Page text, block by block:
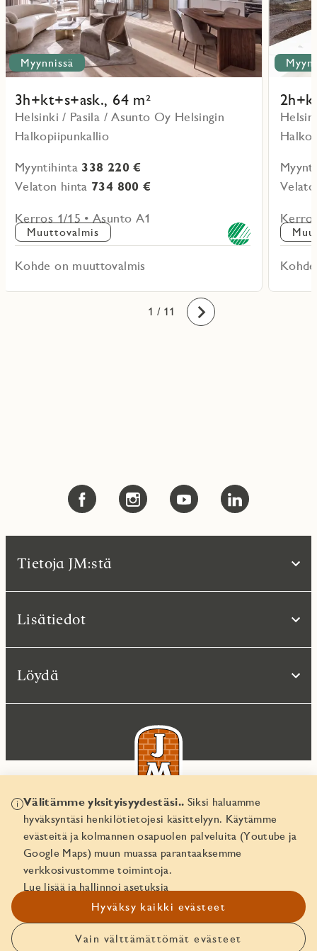
Ota yhteyttä!
Myynnissä
3h+kt+s+ask., 64 m²
Helsinki / Pasila / Asunto Oy Helsingin
Halkopiipunkallio
Myyntihinta 338 220 €
Velaton hinta 734 800 €
Kerros 1/15 • Asunto A1
Muuttovalmis
Kohde on muuttovalmis
1
2
3
4
5
6
7
8
9
10
11 / 11 Eteenpäin
Välitämme yksityisyydestäsi.. Siksi haluamme
hyväksyntäsi henkilötietojesi käsittelyyn. Käytämme
evästeitä ja kolmannen osapuolen palveluita (Youtube ja
Google Maps) muun muassa parantaaksemme
verkkosivustomme toimintoja.
Lue lisää ja hallinnoi asetuksia
Hyväksy kaikki evästeet
Vain välttämättömät evästeet
Tietoja JM:stä
Lisätiedot
Löydä
© JM Suomi OY 2026
Yritystunnus 1974161-8